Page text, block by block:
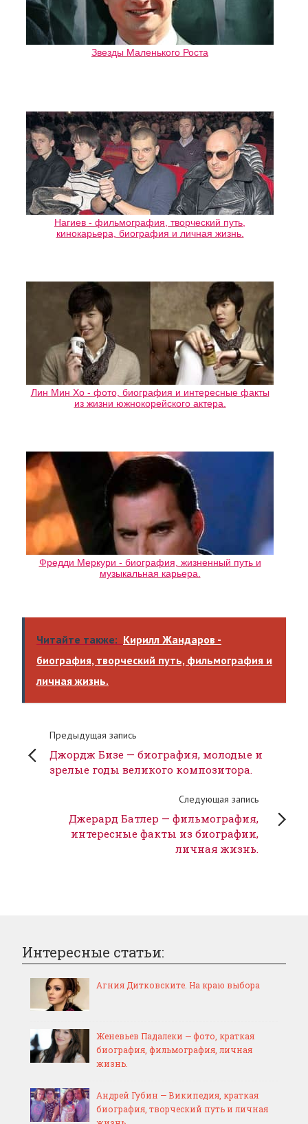
Звезды Маленького Роста
Нагиев - фильмография, творческий путь,
кинокарьера, биография и личная жизнь.
Лин Мин Хо - фото, биография и интересные факты
из жизни южнокорейского актера.
Фредди Меркури - биография, жизненный путь и
музыкальная карьера.
Читайте также: Кирилл Жандаров -
биография, творческий путь, фильмография и
личная жизнь.
Предыдущая запись
Джордж Бизе — биография, молодые и
зрелые годы великого композитора.
Следующая запись
Джерард Батлер — фильмография,
интересные факты из биографии,
личная жизнь.
Интересные статьи:
Агния Дитковските. На краю выбора
Женевьев Падалеки — фото, краткая
биография, фильмография, личная
жизнь.
Андрей Губин — Википедия, краткая
биография, творческий путь и личная